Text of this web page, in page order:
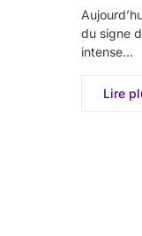
du signe
intense…
Lire